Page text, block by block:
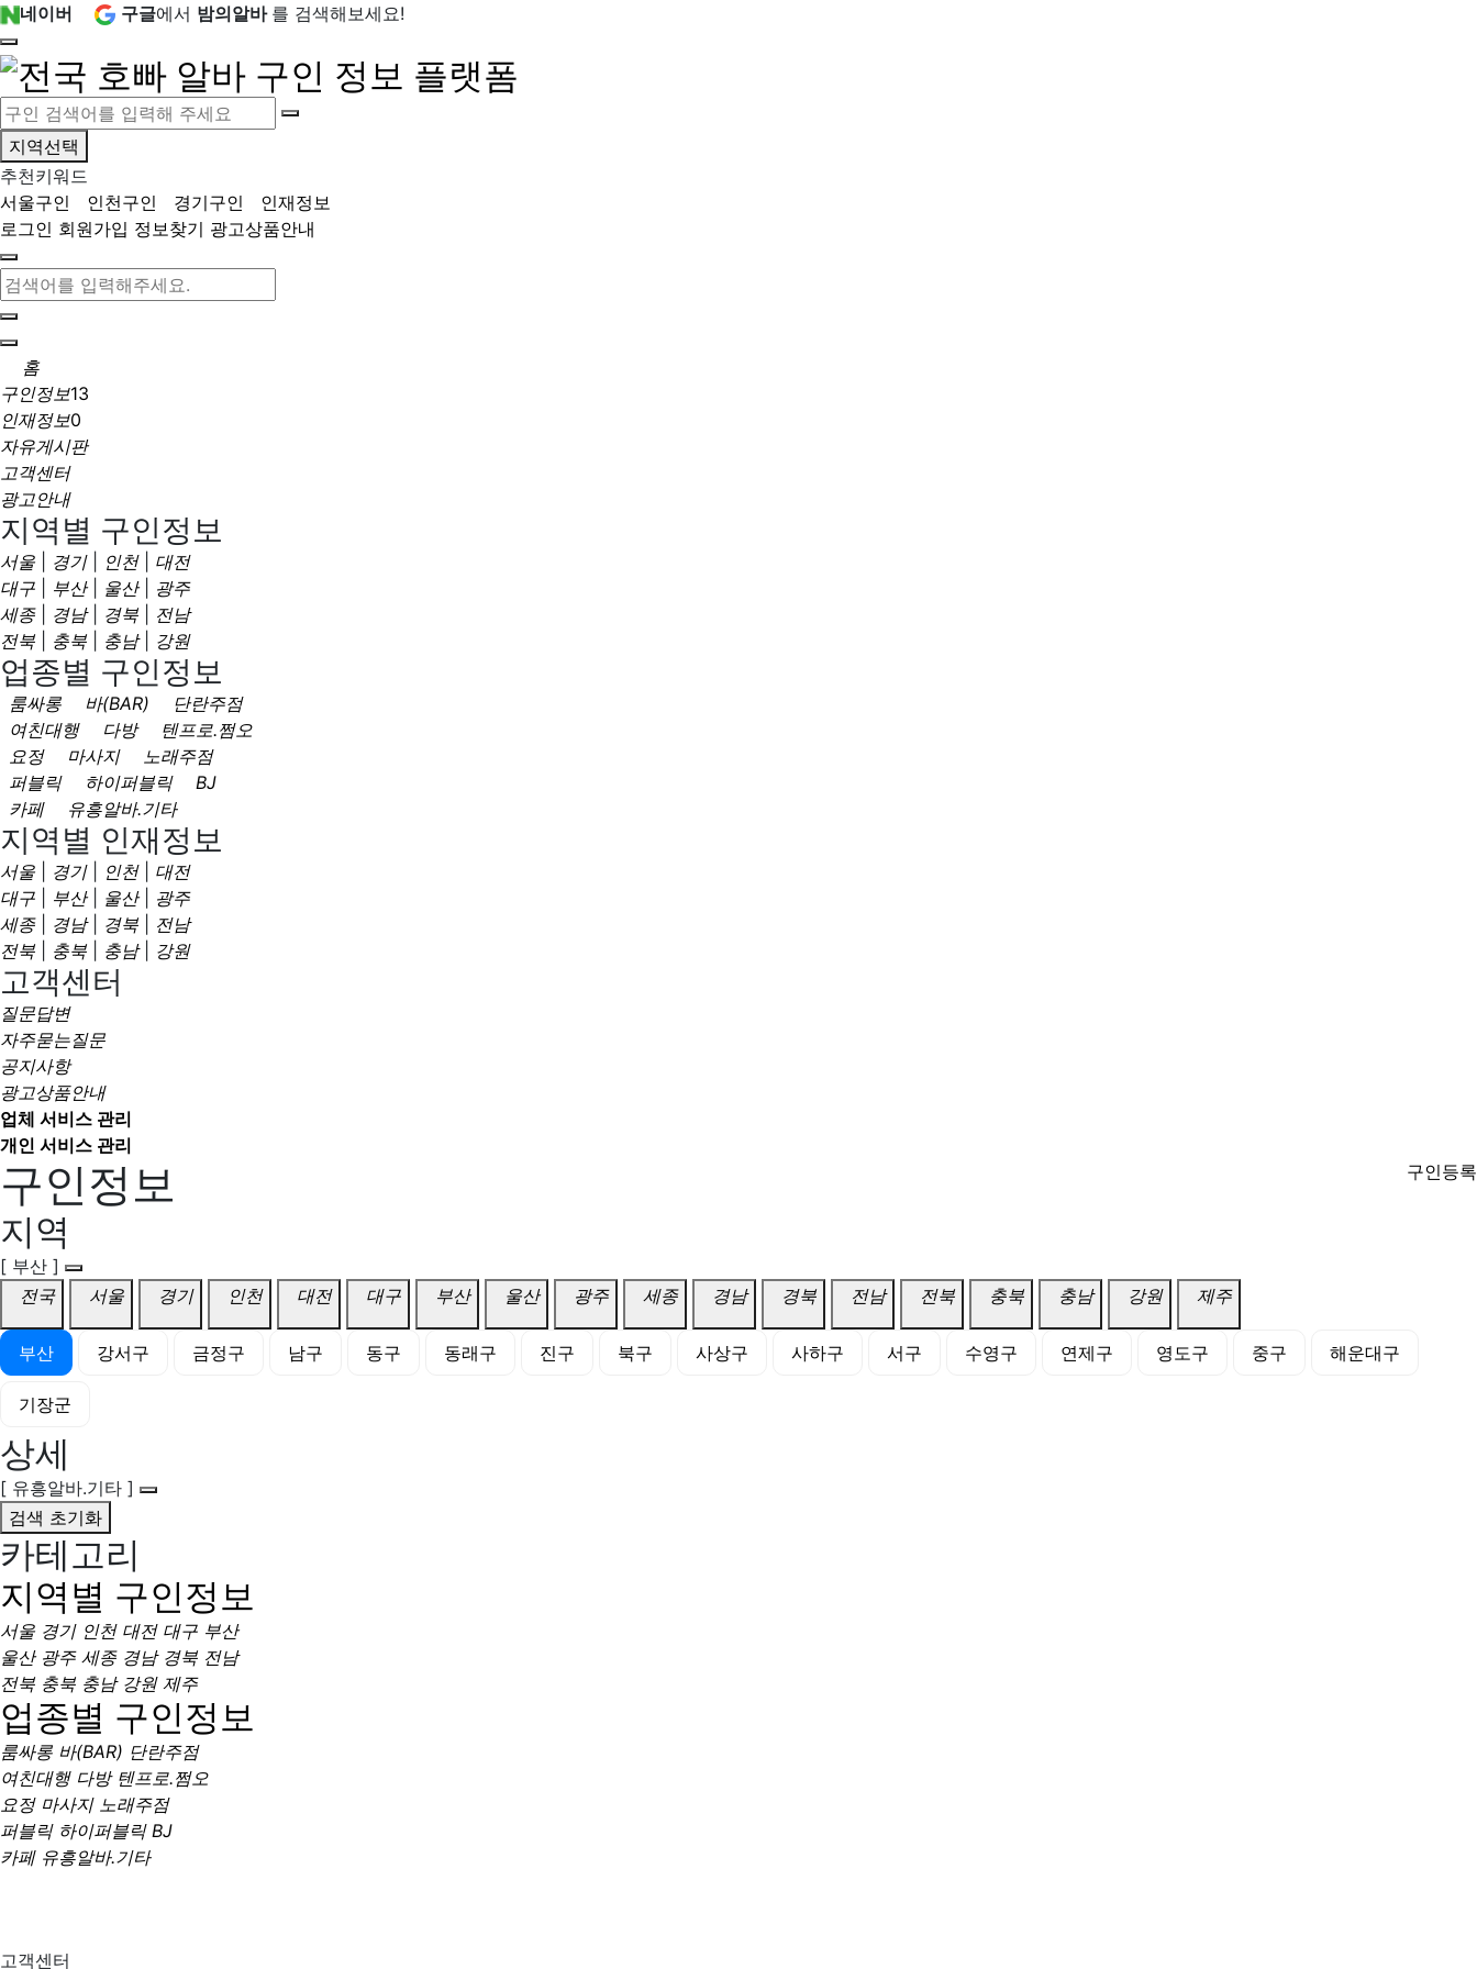
네이버 구글에서 밤의알바 를 검색해보세요!
지역선택
추천키워드
서울구인
인천구인 경기구인
인재정보
로그인 회원가입 정보찾기 광고상품안내
홈
구인정보13
인재정보0
자유게시판
고객센터
광고안내
지역별 구인정보
서울 경기| 인천| 대전
대구
부산| 울산| 광주
세종| 경남| 경북| 전남
전북| 충북| 충남| 강원
업종별 구인정보
룸싸롱 바(BAR)
단란주점
여친대행
다방
텐프로.쩜오
요정
마사지
노래주점
퍼블릭
하이퍼블릭
BJ
카페
유흥알바.기타
지역별 인재정보
서울 경기| 인천| 대전
대구
부산| 울산| 광주
세종| 경남| 경북| 전남
전북| 충북| 충남| 강원
고객센터
질문답변
자주묻는질문
공지사항
광고상품안내
업체 서비스 관리
개인 서비스 관리
구인정보 구인등록
지역
[ 부산 ]
전국
서울 경기 인천 대전 대구 부산 울산 광주 세종 경남 경북 전남 전북 충북 충남 강원 제주
부산 강서구 금정구 남구 동구 동래구 진구 북구 사상구 사하구 서구 수영구 연제구 영도구 중구 해운대구
기장군
상세
[ 유흥알바.기타 ]
검색 초기화
카테고리
지역별 구인정보
서울 경기 인천 대전 대구 부산
울산 광주 세종 경남 경북 전남
전북 충북 충남 강원 제주
업종별 구인정보
룸싸롱 바(BAR) 단란주점
여친대행 다방 텐프로.쩜오
요정 마사지 노래주점
퍼블릭 하이퍼블릭 BJ
카페 유흥알바.기타
고객센터